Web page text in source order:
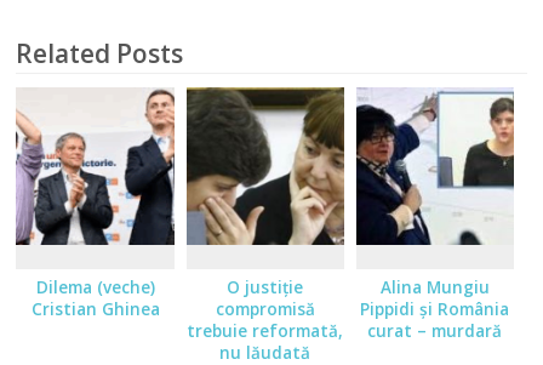
Related Posts
Dilema (veche)
Cristian Ghinea
O justiţie
compromisă
trebuie reformată,
nu lăudată
Alina Mungiu
Pippidi şi România
curat – murdară